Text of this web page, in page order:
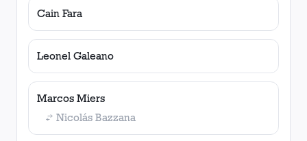
Cain Fara
Leonel Galeano
Marcos Miers
Nicolás Bazzana